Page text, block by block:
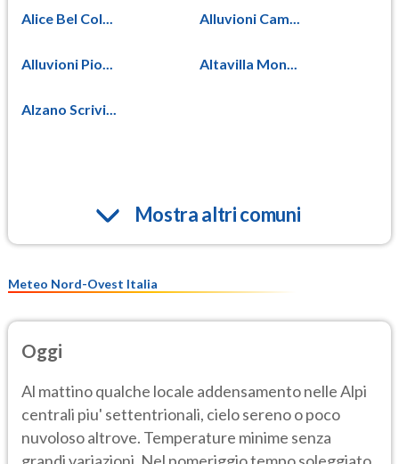
Alice Bel Col... Alluvioni Cam...
Alluvioni Pio... Altavilla Mon...
Alzano Scrivi...
Mostra altri comuni
Meteo Nord-Ovest Italia
Oggi
Al mattino qualche locale addensamento nelle Alpi
centrali piu' settentrionali, cielo sereno o poco
nuvoloso altrove. Temperature minime senza